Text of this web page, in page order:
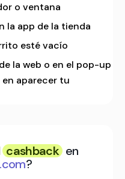
o ventana
la app de la tienda
esté vacío
la web o en el pop-up
aparecer tu
cashback en
?